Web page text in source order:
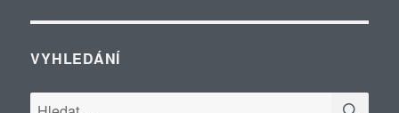
VYHLEDÁNÍ
Hledat: